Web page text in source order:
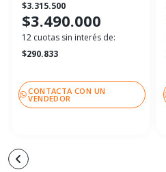
$3.315.500
$3.490.000
12 cuotas sin interés de:
$290.833
CONTACTA CON UN
VENDEDOR